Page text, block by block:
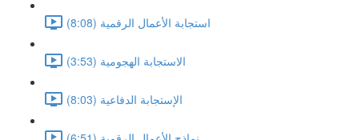
استجابة الأعمال الرقمية (8:08)
الاستجابة الهجومية (3:53)
الإستجابة الدفاعية (8:03)